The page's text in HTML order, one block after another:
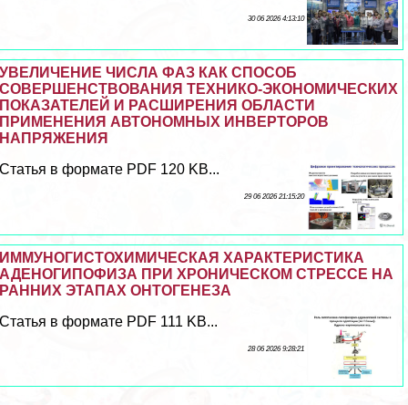
30 06 2026 4:13:10
УВЕЛИЧЕНИЕ ЧИСЛА ФАЗ КАК СПОСОБ
СОВЕРШЕНСТВОВАНИЯ ТЕХНИКО-ЭКОНОМИЧЕСКИХ
ПОКАЗАТЕЛЕЙ И РАСШИРЕНИЯ ОБЛАСТИ
ПРИМЕНЕНИЯ АВТОНОМНЫХ ИНВЕРТОРОВ
НАПРЯЖЕНИЯ
Статья в формате PDF 120 KB...
29 06 2026 21:15:20
ИММУНОГИСТОХИМИЧЕСКАЯ ХАРАКТЕРИСТИКА
АДЕНОГИПОФИЗА ПРИ ХРОНИЧЕСКОМ СТРЕССЕ НА
РАННИХ ЭТАПАХ ОНТОГЕНЕЗА
Статья в формате PDF 111 KB...
28 06 2026 9:28:21